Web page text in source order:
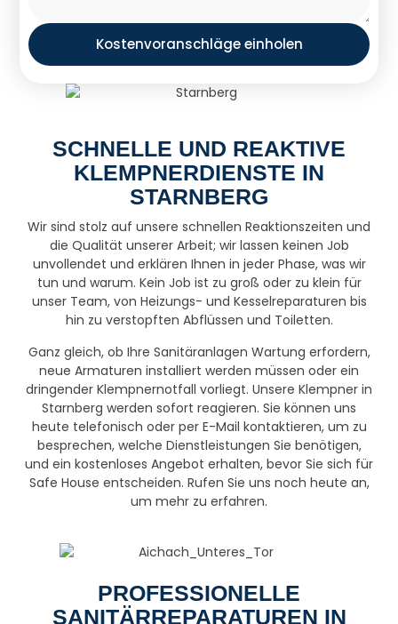
Kostenvoranschläge einholen
SCHNELLE UND REAKTIVE
KLEMPNERDIENSTE IN
STARNBERG
Wir sind stolz auf unsere schnellen Reaktionszeiten und
die Qualität unserer Arbeit; wir lassen keinen Job
unvollendet und erklären Ihnen in jeder Phase, was wir
tun und warum. Kein Job ist zu groß oder zu klein für
unser Team, von Heizungs- und Kesselreparaturen bis
hin zu verstopften Abflüssen und Toiletten.
Ganz gleich, ob Ihre Sanitäranlagen Wartung erfordern,
neue Armaturen installiert werden müssen oder ein
dringender Klempnernotfall vorliegt. Unsere Klempner in
Starnberg werden sofort reagieren. Sie können uns
heute telefonisch oder per E-Mail kontaktieren, um zu
besprechen, welche Dienstleistungen Sie benötigen,
und ein kostenloses Angebot erhalten, bevor Sie sich für
Safe House entscheiden. Rufen Sie uns noch heute an,
um mehr zu erfahren.
PROFESSIONELLE
SANITÄRREPARATUREN IN